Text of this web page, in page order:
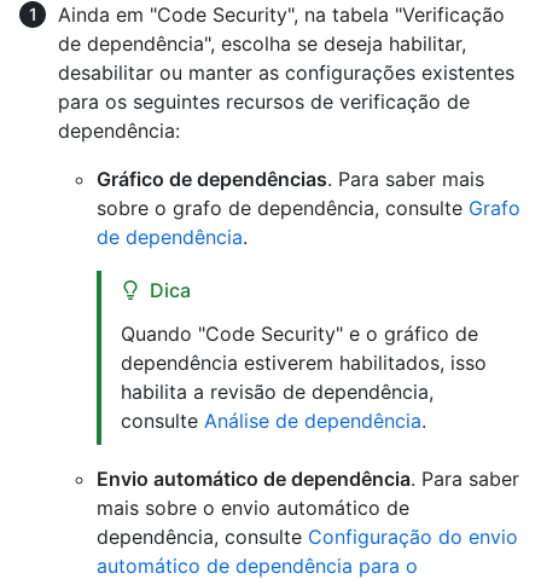
Ainda em "Code Security", na tabela "Verificação
de dependência", escolha se deseja habilitar,
desabilitar ou manter as configurações existentes
para os seguintes recursos de verificação de
dependência:
Gráfico de dependências. Para saber mais
sobre o grafo de dependência, consulte Grafo
de dependência.
Dica
Quando "Code Security" e o gráfico de
dependência estiverem habilitados, isso
habilita a revisão de dependência,
consulte Análise de dependência.
Envio automático de dependência. Para saber
mais sobre o envio automático de
dependência, consulte Configuração do envio
automático de dependência para o